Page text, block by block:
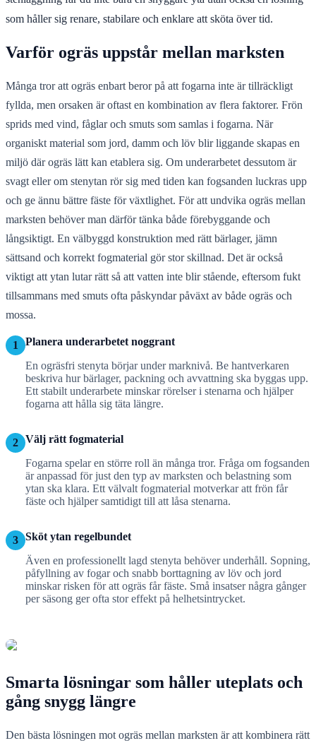
som håller sig renare, stabilare och enklare att sköta över tid.
Varför ogräs uppstår mellan marksten
Många tror att ogräs enbart beror på att fogarna inte är tillräckligt
fyllda, men orsaken är oftast en kombination av flera faktorer. Frön
sprids med vind, fåglar och smuts som samlas i fogarna. När
organiskt material som jord, damm och löv blir liggande skapas en
miljö där ogräs lätt kan etablera sig. Om underarbetet dessutom är
svagt eller om stenytan rör sig med tiden kan fogsanden luckras upp
och ge ännu bättre fäste för växtlighet. För att undvika ogräs mellan
marksten behöver man därför tänka både förebyggande och
långsiktigt. En välbyggd konstruktion med rätt bärlager, jämn
sättsand och korrekt fogmaterial gör stor skillnad. Det är också
viktigt att ytan lutar rätt så att vatten inte blir stående, eftersom fukt
tillsammans med smuts ofta påskyndar påväxt av både ogräs och
mossa.
1
Planera underarbetet noggrant
En ogräsfri stenyta börjar under marknivå. Be hantverkaren
beskriva hur bärlager, packning och avvattning ska byggas upp.
Ett stabilt underarbete minskar rörelser i stenarna och hjälper
fogarna att hålla sig täta längre.
2 Välj rätt fogmaterial
Fogarna spelar en större roll än många tror. Fråga om fogsanden
är anpassad för just den typ av marksten och belastning som
ytan ska klara. Ett välvalt fogmaterial motverkar att frön får
fäste och hjälper samtidigt till att låsa stenarna.
3 Sköt ytan regelbundet
Även en professionellt lagd stenyta behöver underhåll. Sopning,
påfyllning av fogar och snabb borttagning av löv och jord
minskar risken för att ogräs får fäste. Små insatser några gånger
per säsong ger ofta stor effekt på helhetsintrycket.
Smarta lösningar som håller uteplats och
gång snygg längre
Den bästa lösningen mot ogräs mellan marksten är att kombinera rätt